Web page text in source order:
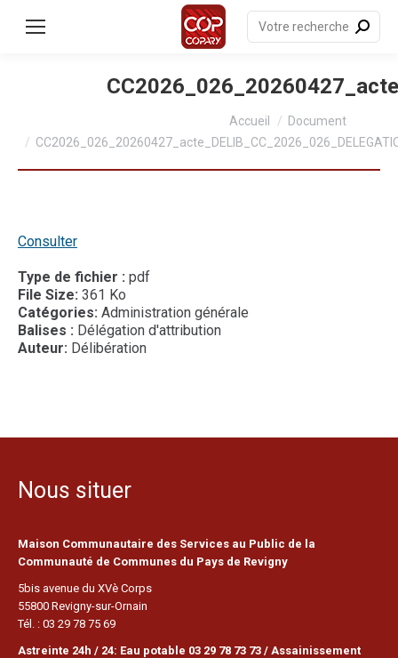
principal
Recherche
:
Accueil
Document
Consulter
Type de fichier : pdf
File Size: 361 Ko
Catégories: Administration générale
Balises : Délégation d'attribution
Auteur: Délibération
Nous situer
Maison Communautaire des Services au Public de la
Communauté de Communes du Pays de Revigny
5bis avenue du XVè Corps
55800 Revigny-sur-Ornain
Tél. : 03 29 78 75 69
Astreinte 24h / 24: Eau potable 03 29 78 73 73 / Assainissement